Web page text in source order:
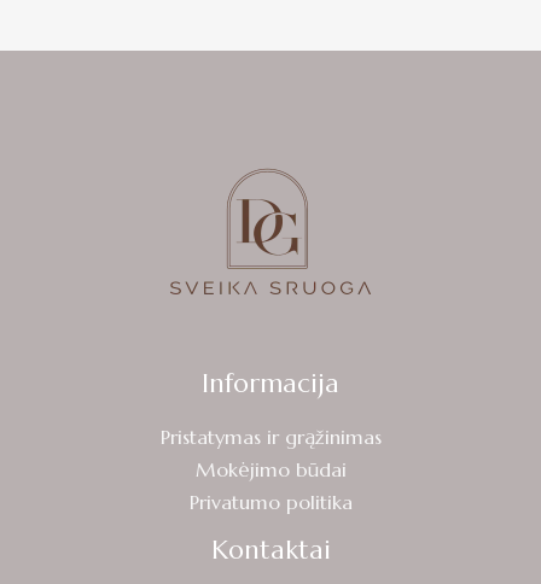
Informacija
Pristatymas ir grąžinimas
Mokėjimo būdai
Privatumo politika
Kontaktai